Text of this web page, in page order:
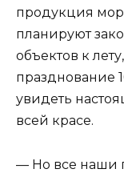
продукция
планируют
объектов к
празднование
увидеть
всей красе.
— Но все наши